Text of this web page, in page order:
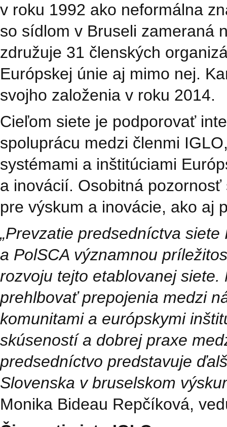
v roku 1992 ako neformálna
so sídlom v Bruseli zameraná
združuje 31 členských
Európskej únie aj mimo nej.
svojho založenia v roku 2014.
Cieľom siete je podporovať
spoluprácu medzi členmi
systémami a inštitúciami
a inovácií. Osobitná
pre výskum a inovácie, ako aj
„Prevzatie predsedníctva
a PolSCA významnou
rozvoju tejto etablovanej
prehlbovať prepojenia medzi
komunitami a európskymi
skúseností a dobrej praxe
predsedníctvo predstavuje
Slovenska v bruselskom
Monika Bideau Repčíková,